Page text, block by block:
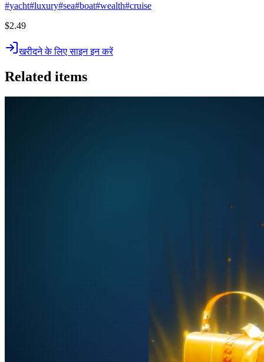
#yacht#luxury#sea#boat#wealth#cruise
$2.49
खरीदने के लिए साइन इन करें
Related items